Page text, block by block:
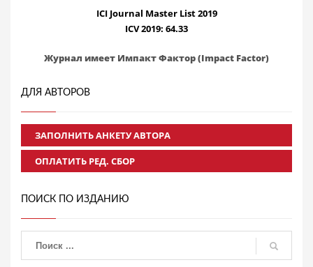
ICI Journal Master List 2019
ICV 2019: 64.33
Журнал имеет Импакт Фактор (Impact Factor)
ДЛЯ АВТОРОВ
ЗАПОЛНИТЬ АНКЕТУ АВТОРА
ОПЛАТИТЬ РЕД. СБОР
ПОИСК ПО ИЗДАНИЮ